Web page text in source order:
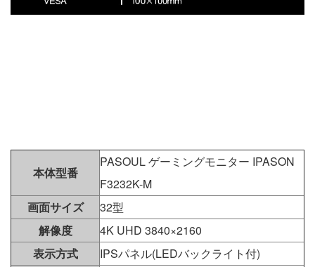
本体型番
PASOUL ゲーミングモニター IPASON
F3232K-M
画面サイズ
32型
解像度
4K UHD 3840×2160
表示方式
IPSパネル(LEDバックライト付)